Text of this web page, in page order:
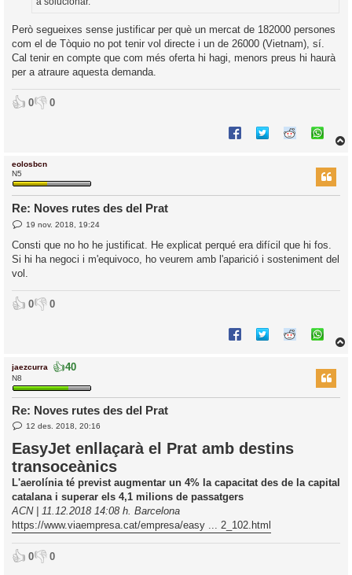
Però segueixes sense justificar per què un mercat de 182000 persones
com el de Tòquio no pot tenir vol directe i un de 26000 (Vietnam), sí.
Cal tenir en compte que com més oferta hi hagi, menors preus hi haurà
per a atraure aquesta demanda.
👍 0👎 0
eolosbcn
N5
Re: Noves rutes des del Prat
E
t
r
a
d
a
19 nov. 2018, 19:24
Consti que no ho he justificat. He explicat perqué era difícil que hi fos.
Si hi ha negoci i m'equivoco, ho veurem amb l'aparició i sosteniment del
vol.
👍 0👎 0
jaezcurra 👍40
N8
Re: Noves rutes des del Prat
E
t
r
a
d
a
12 des. 2018, 20:16
EasyJet enllaçarà el Prat amb destins
transoceànics
L'aerolínia té previst augmentar un 4% la capacitat des de la capital
catalana i superar els 4,1 milions de passatgers
ACN | 11.12.2018 14:08 h. Barcelona
https://www.viaempresa.cat/empresa/easy ... 2_102.html
👍 0👎 0